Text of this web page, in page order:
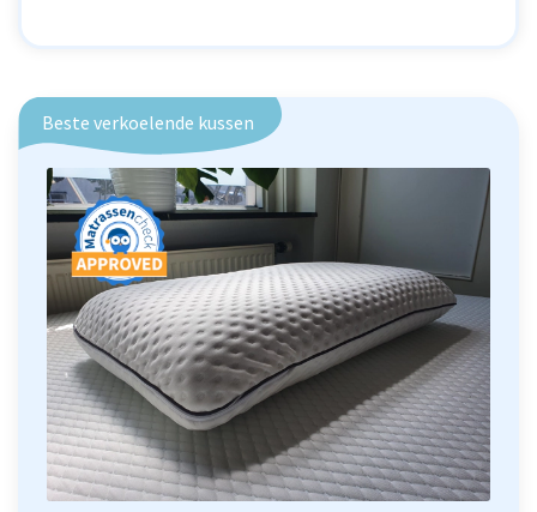
Beste verkoelende kussen